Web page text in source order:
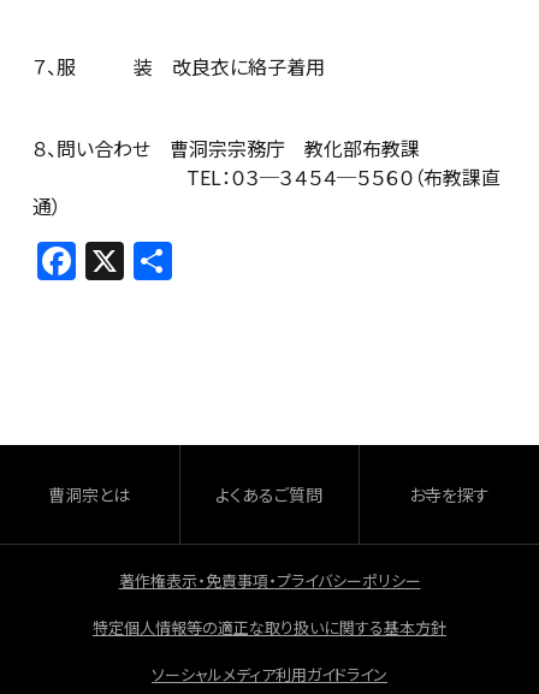
７、服 装 改良衣に絡子着用
８、問い合わせ 曹洞宗宗務庁 教化部布教課
TEL：０３─３４５４─５５６０（布教課直
通）
F
a
o
o
k
X 共
曹洞宗とは よくあるご質問 お寺を探す
著作権表示・免責事項・プライバシーポリシー
特定個人情報等の適正な取り扱いに関する基本方針
ソーシャルメディア利用ガイドライン